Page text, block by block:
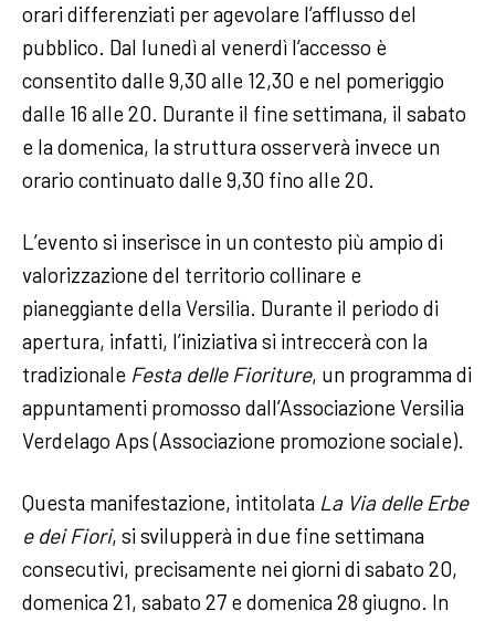
orari differenziati per agevolare l’afflusso del
pubblico. Dal lunedì al venerdì l’accesso è
consentito dalle 9,30 alle 12,30 e nel pomeriggio
dalle 16 alle 20. Durante il fine settimana, il sabato
e la domenica, la struttura osserverà invece un
orario continuato dalle 9,30 fino alle 20.
L’evento si inserisce in un contesto più ampio di
valorizzazione del territorio collinare e
pianeggiante della Versilia. Durante il periodo di
apertura, infatti, l’iniziativa si intreccerà con la
tradizionale Festa delle Fioriture, un programma di
appuntamenti promosso dall’Associazione Versilia
Verdelago Aps (Associazione promozione sociale).
Questa manifestazione, intitolata La Via delle Erbe
e dei Fiori, si svilupperà in due fine settimana
consecutivi, precisamente nei giorni di sabato 20,
domenica 21, sabato 27 e domenica 28 giugno. In